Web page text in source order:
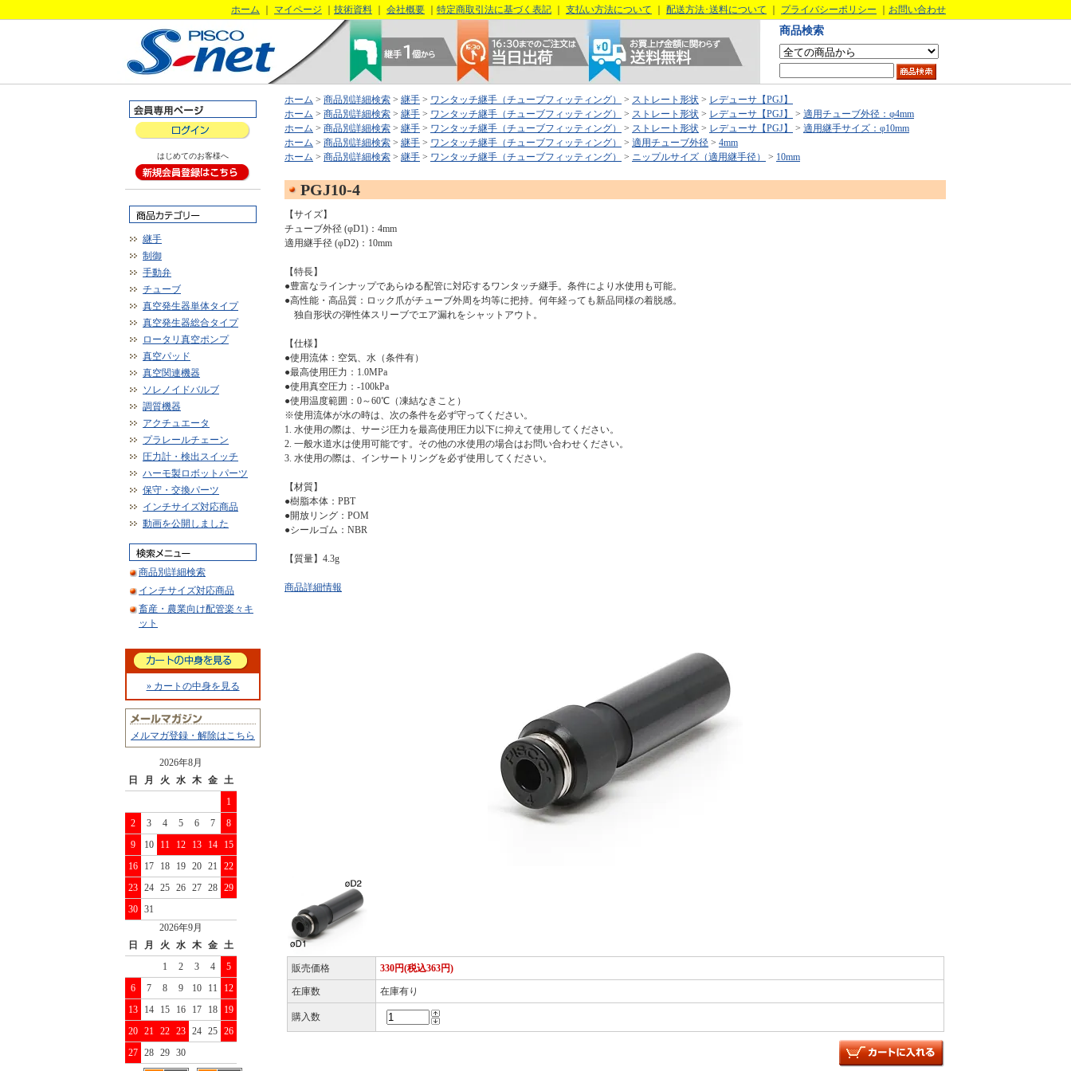
ホーム マイページ 技術資料 会社概要 特定商取引法に基づく表記 支払い方法について 配送方法･送料について プライバシーポリシー お問い合わせ
商品検索
はじめてのお客様へ
継手
制御
手動弁
チューブ
真空発生器単体タイプ
真空発生器総合タイプ
ロータリ真空ポンプ
真空パッド
真空関連機器
ソレノイドバルブ
調質機器
アクチュエータ
プラレールチェーン
圧力計・検出スイッチ
ハーモ製ロボットパーツ
保守・交換パーツ
インチサイズ対応商品
動画を公開しました
商品別詳細検索
インチサイズ対応商品
畜産・農業向け配管楽々キ
ット
» カートの中身を見る
メルマガ登録・解除はこちら
2026年8月
日
月 火 水 木 金 土
1
2
3 4 5 6 7
8
9
10 11 12 13 14
15
16
17 18 19 20 21
22
23 24 25 26 27 28 29
30 31
2026年9月
日
月 火 水 木 金 土
1
2 3 4
5
6
7 8 9 10 11
12
13
14 15 16 17 18
19
20 21 22 23 24 25 26
27 28 29 30
ホーム > 商品別詳細検索 > 継手 > ワンタッチ継手（チューブフィッティング） > ストレート形状 > レデューサ【PGJ】
ホーム > 商品別詳細検索 > 継手 > ワンタッチ継手（チューブフィッティング） > ストレート形状 > レデューサ【PGJ】 > 適用チューブ外径：φ4mm
ホーム > 商品別詳細検索 > 継手 > ワンタッチ継手（チューブフィッティング） > ストレート形状 > レデューサ【PGJ】 > 適用継手サイズ：φ10mm
ホーム > 商品別詳細検索 > 継手 > ワンタッチ継手（チューブフィッティング） > 適用チューブ外径 > 4mm
ホーム > 商品別詳細検索 > 継手 > ワンタッチ継手（チューブフィッティング） > ニップルサイズ（適用継手径） > 10mm
PGJ10-4
【サイズ】
チューブ外径 (φD1)：4mm
適用継手径 (φD2)：10mm
【特長】
●豊富なラインナップであらゆる配管に対応するワンタッチ継手。条件により水使用も可能。
●高性能・高品質：ロック爪がチューブ外周を均等に把持。何年経っても新品同様の着脱感。
独自形状の弾性体スリーブでエア漏れをシャットアウト。
【仕様】
●使用流体：空気、水（条件有）
●最高使用圧力：1.0MPa
●使用真空圧力：-100kPa
●使用温度範囲：0～60℃（凍結なきこと）
※使用流体が水の時は、次の条件を必ず守ってください。
1. 水使用の際は、サージ圧力を最高使用圧力以下に抑えて使用してください。
2. 一般水道水は使用可能です。その他の水使用の場合はお問い合わせください。
3. 水使用の際は、インサートリングを必ず使用してください。
【材質】
●樹脂本体：PBT
●開放リング：POM
●シールゴム：NBR
【質量】4.3g
商品詳細情報
販売価格 330円(税込363円)
在庫数 在庫有り
購入数